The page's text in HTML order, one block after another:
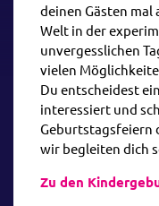
deinen Gästen mal
Welt in der
unvergesslichen
vielen
Du entscheidest
interessiert und
Geburtstagsfeiern
wir begleiten dich
Zu den